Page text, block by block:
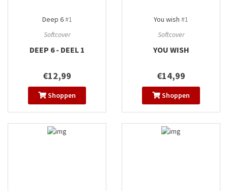
Deep 6#1
Softcover
DEEP 6 - DEEL 1
€12,99
Shoppen
You wish #1
Softcover
YOU WISH
€14,99
Shoppen